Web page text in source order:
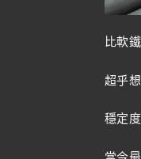
比軟
超乎
穩定